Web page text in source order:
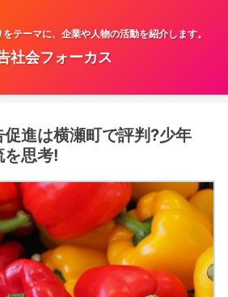
テーマに、企業や人物の活動を紹介します。
社会フォーカス
進は横瀬町で評判?少年
を思考!